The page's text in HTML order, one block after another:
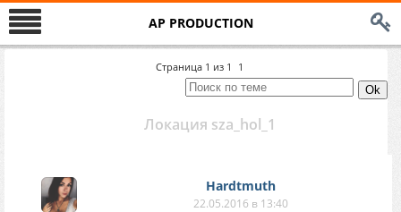
AP PRODUCTION
Страница 1 из 1 1
Локация sza_hol_1
Hardtmuth
22.05.2016 в 13:40